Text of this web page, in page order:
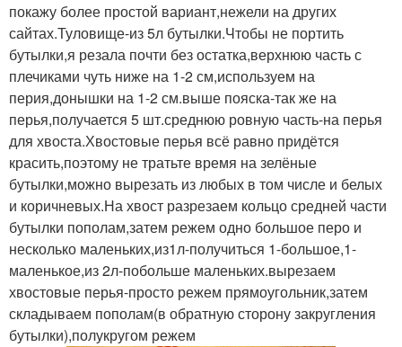
покажу более простой вариант,нежели на других
сайтах.Туловище-из 5л бутылки.Чтобы не портить
бутылки,я резала почти без остатка,верхнюю часть с
плечиками чуть ниже на 1-2 см,используем на
перия,донышки на 1-2 см.выше пояска-так же на
перья,получается 5 шт.среднюю ровную часть-на перья
для хвоста.Хвостовые перья всё равно придётся
красить,поэтому не тратьте время на зелёные
бутылки,можно вырезать из любых в том числе и белых
и коричневых.На хвост разрезаем кольцо средней части
бутылки пополам,затем режем одно большое перо и
несколько маленьких,из1л-получиться 1-большое,1-
маленькое,из 2л-побольше маленьких.вырезаем
хвостовые перья-просто режем прямоугольник,затем
складываем пополам(в обратную сторону закругления
бутылки),полукругом режем